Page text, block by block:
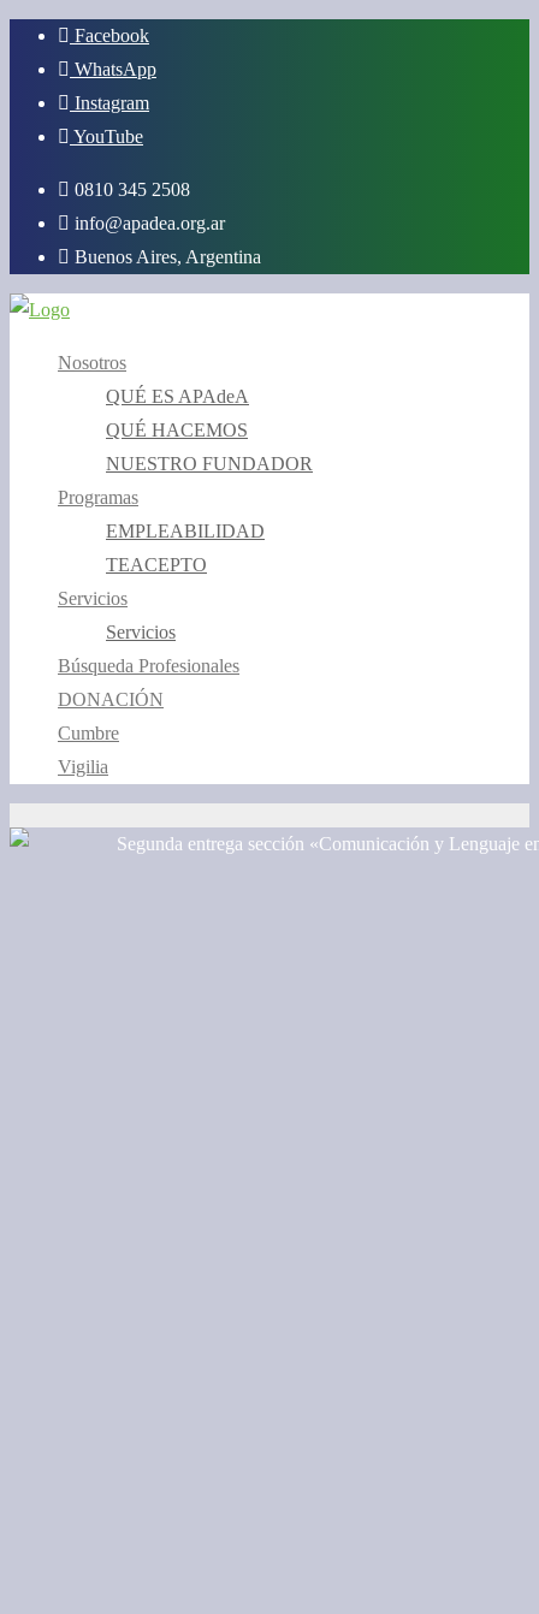
Saltar
contenido
Facebook
WhatsApp
Instagram
YouTube
0810 345 2508
info@apadea.org.ar
Buenos Aires, Argentina
Nosotros
QUÉ ES APAdeA
QUÉ HACEMOS
NUESTRO FUNDADOR
Programas
EMPLEABILIDAD
TEACEPTO
Servicios
Servicios
Búsqueda Profesionales
DONACIÓN
Cumbre
Vigilia